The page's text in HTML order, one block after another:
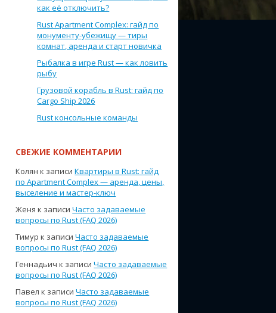
как её отключить?
Rust Apartment Complex: гайд по
монументу-убежищу — тиры
комнат, аренда и старт новичка
Рыбалка в игре Rust — как ловить
рыбу
Грузовой корабль в Rust: гайд по
Cargo Ship 2026
Rust консольные команды
СВЕЖИЕ КОММЕНТАРИИ
Колян к записиКвартиры в Rust: гайд
по Apartment Complex — аренда, цены,
выселение и мастер-ключ
Женя к записиЧасто задаваемые
вопросы по Rust (FAQ 2026)
Тимур к записиЧасто задаваемые
вопросы по Rust (FAQ 2026)
Геннадьич к записиЧасто задаваемые
вопросы по Rust (FAQ 2026)
Павел к записиЧасто задаваемые
вопросы по Rust (FAQ 2026)